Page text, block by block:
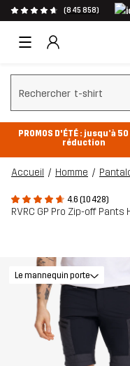
(845 858)
Effacer la recherche
PROMOS D'ÉTÉ : jusqu’à
réduction
Accueil Homme
4.6 (10 428)
RVRC GP Pro Zip-off Pants
Le mannequin porte